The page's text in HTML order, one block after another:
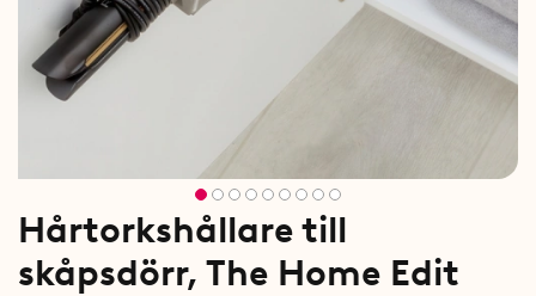
Hårtorkshållare till
skåpsdörr, The Home Edit